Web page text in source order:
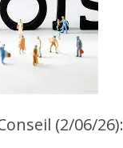
(2/06/26):